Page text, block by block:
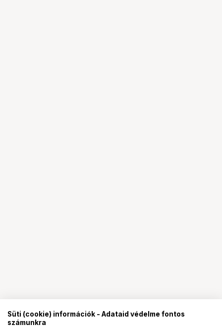
Süti (cookie) információk - Adataid védelme fontos
számunkra